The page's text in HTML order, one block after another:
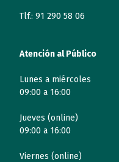
Tlf.: 91 290 58 06
Atención al Público
Lunes a miércoles
09:00 a 16:00
Jueves (online)
09:00 a 16:00
Viernes (online)